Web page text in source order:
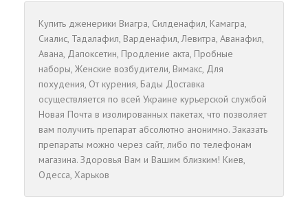
Купить дженерики Виагра, Cилденафил, Камагра,
Сиалис, Тадалафил, Варденафил,Левитра, Аванафил,
Авана, Дапоксетин, Продление акта, Пробные
наборы, Женские возбудители, Вимакс, Для
похудения, От курения, Бады Доставка
осуществляется по всей Украине курьерской службой
Новая Почта в изолированных пакетах, что позволяет
вам получить препарат абсолютно анонимно. Заказать
препараты можно через сайт, либо по телефонам
магазина. Здоровья Вам и Вашим близким! Киев,
Одесса, Харьков